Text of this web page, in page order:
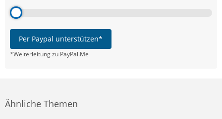
Per Paypal unterstützen*
*Weiterleitung zu PayPal.Me
Ähnliche Themen